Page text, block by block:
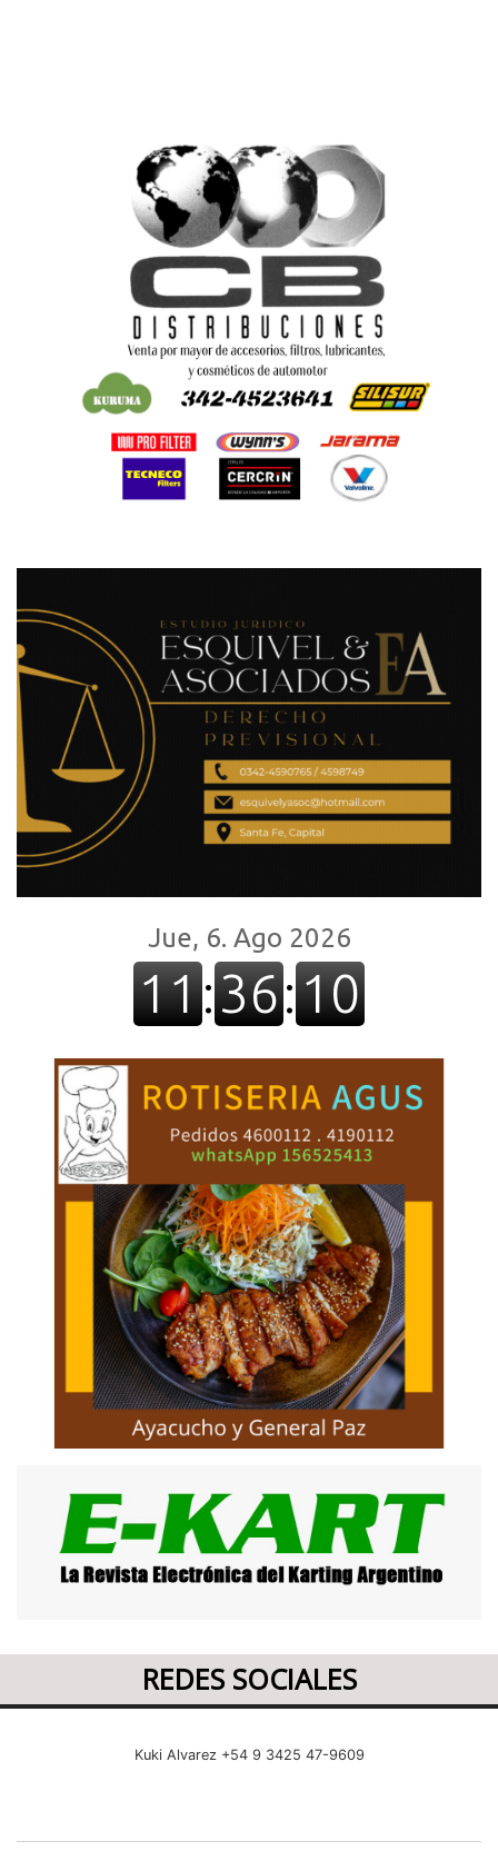
REDES SOCIALES
Kuki Alvarez +54 9 3425 47-9609